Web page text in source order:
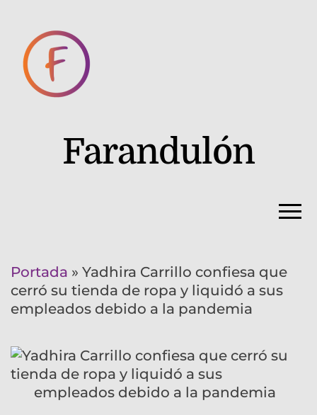
Farandulón
Portada » Yadhira Carrillo confiesa que
cerró su tienda de ropa y liquidó a sus
empleados debido a la pandemia